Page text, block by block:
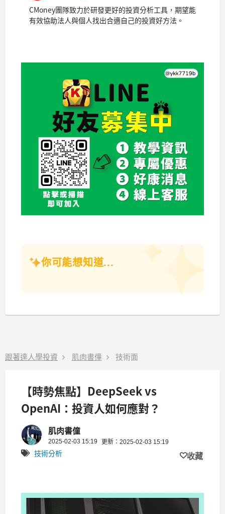
CMoney團隊致力於研發更好的投資分析工具，期望能
有效協助法人與個人找出合適自己的投資好方法。
你可能想知道...
跟著達人學投資 肌肉書僮 技術面
【時勢焦點】DeepSeek vs
OpenAI：投資人如何應對？
肌肉書僮
2025-02-03 15:19 更新：2025-02-03 15:19
技術分析 收藏